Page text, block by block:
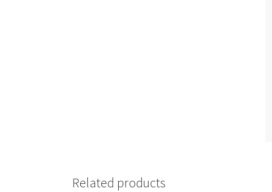
Related products